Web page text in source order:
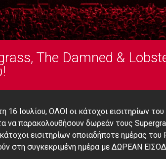
The Damned &
16 Ιουλίου, ΟΛΟΙ οι κάτοχοι εισιτηρίων
να παρακολουθήσουν δωρεάν τους
εισιτηρίων οποιαδήποτε ημέρας
στη συγκεκριμένη ημέρα με ΔΩΡΕΑΝ